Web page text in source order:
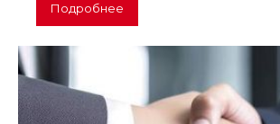
Подробнее